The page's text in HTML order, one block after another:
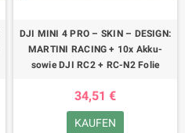
DJI MINI 4 PRO – SKIN – DESIGN:
MARTINI RACING + 10x Akku-
sowie DJI RC2 + RC-N2 Folie
34,51 €
KAUFEN